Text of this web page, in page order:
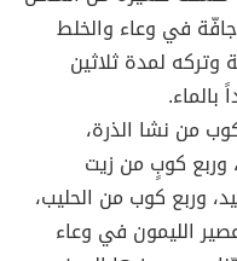
في وعاء والخلط
وتركه لمدة ثلاثين
من نشا الذرة،
وربع كوبٍ من زيت
وربع كوب من الحليب،
الليمون في وعاء